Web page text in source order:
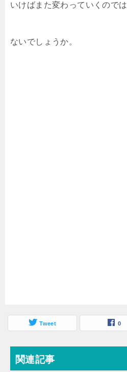
いけばまた変わっていくのでは
ないでしょうか。
Tweet 0
関連記事